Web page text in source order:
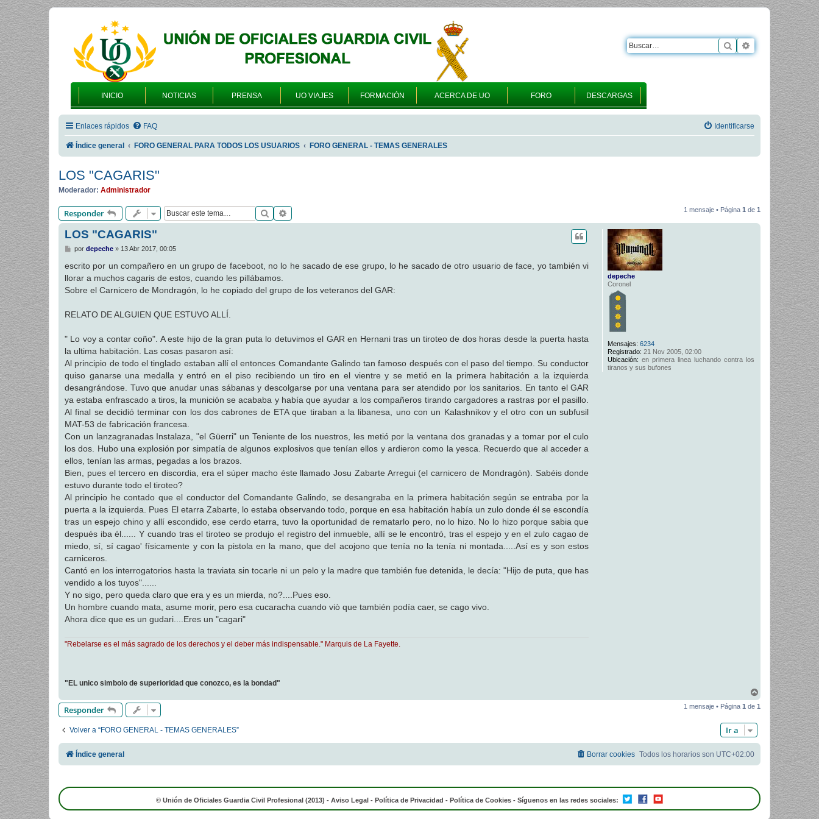
INICIO NOTICIAS PRENSA UO VIAJES FORMACIÓN ACERCA DE UO FORO DESCARGAS
Buscar Búsqueda
Enlaces rápidos FAQ Identificarse
Índice general FORO GENERAL PARA TODOS LOS USUARIOS FORO GENERAL - TEMAS GENERALES
LOS "CAGARIS"
Moderador: Administrador
Responder Buscar 1 mensaje • Página 1 de 1
depeche
Coronel
Mensajes: 6234
Registrado: 21 Nov 2005, 02:00
Ubicación: en primera linea luchando contra los
tiranos y sus bufones
LOS "CAGARIS"
M
n
a
j
e
por depeche» 13 Abr 2017, 00:05
escrito por un compañero en un grupo de faceboot, no lo he sacado de ese grupo, lo he sacado de otro usuario de face, yo también vi
llorar a muchos cagaris de estos, cuando les pillábamos.
Sobre el Carnicero de Mondragón, lo he copiado del grupo de los veteranos del GAR:
RELATO DE ALGUIEN QUE ESTUVO ALLÍ.
" Lo voy a contar coño". A este hijo de la gran puta lo detuvimos el GAR en Hernani tras un tiroteo de dos horas desde la puerta hasta
la ultima habitación. Las cosas pasaron así:
Al principio de todo el tinglado estaban allí el entonces Comandante Galindo tan famoso después con el paso del tiempo. Su conductor
quiso ganarse una medalla y entró en el piso recibiendo un tiro en el vientre y se metió en la primera habitación a la izquierda
desangrándose. Tuvo que anudar unas sábanas y descolgarse por una ventana para ser atendido por los sanitarios. En tanto el GAR
ya estaba enfrascado a tiros, la munición se acababa y había que ayudar a los compañeros tirando cargadores a rastras por el pasillo.
Al final se decidió terminar con los dos cabrones de ETA que tiraban a la libanesa, uno con un Kalashnikov y el otro con un subfusil
MAT-53 de fabricación francesa.
Con un lanzagranadas Instalaza, "el Güerri" un Teniente de los nuestros, les metió por la ventana dos granadas y a tomar por el culo
los dos. Hubo una explosión por simpatía de algunos explosivos que tenían ellos y ardieron como la yesca. Recuerdo que al acceder a
ellos, tenían las armas, pegadas a los brazos.
Bien, pues el tercero en discordia, era el súper macho éste llamado Josu Zabarte Arregui (el carnicero de Mondragón). Sabéis donde
estuvo durante todo el tiroteo?
Al principio he contado que el conductor del Comandante Galindo, se desangraba en la primera habitación según se entraba por la
puerta a la izquierda. Pues El etarra Zabarte, lo estaba observando todo, porque en esa habitación había un zulo donde él se escondía
tras un espejo chino y allí escondido, ese cerdo etarra, tuvo la oportunidad de rematarlo pero, no lo hizo. No lo hizo porque sabia que
después iba él...... Y cuando tras el tiroteo se produjo el registro del inmueble, allí se le encontró, tras el espejo y en el zulo cagao de
miedo, sí, sí cagao' físicamente y con la pistola en la mano, que del acojono que tenía no la tenía ni montada.....Así es y son estos
carniceros.
Cantó en los interrogatorios hasta la traviata sin tocarle ni un pelo y la madre que también fue detenida, le decía: "Hijo de puta, que has
vendido a los tuyos"......
Y no sigo, pero queda claro que era y es un mierda, no?....Pues eso.
Un hombre cuando mata, asume morir, pero esa cucaracha cuando viò que también podía caer, se cago vivo.
Ahora dice que es un gudari....Eres un "cagari"
"Rebelarse es el más sagrado de los derechos y el deber más indispensable." Marquis de La Fayette.
"EL unico simbolo de superioridad que conozco, es la bondad"
r
r
Responder 1 mensaje • Página 1 de 1
Volver a “FORO GENERAL - TEMAS GENERALES” Ir a
Índice general Todos los horarios son UTC+02:00
Borrar cookies
© Unión de Oficiales Guardia Civil Profesional (2013) - Aviso Legal - Política de Privacidad - Política de Cookies - Síguenos en las redes sociales: